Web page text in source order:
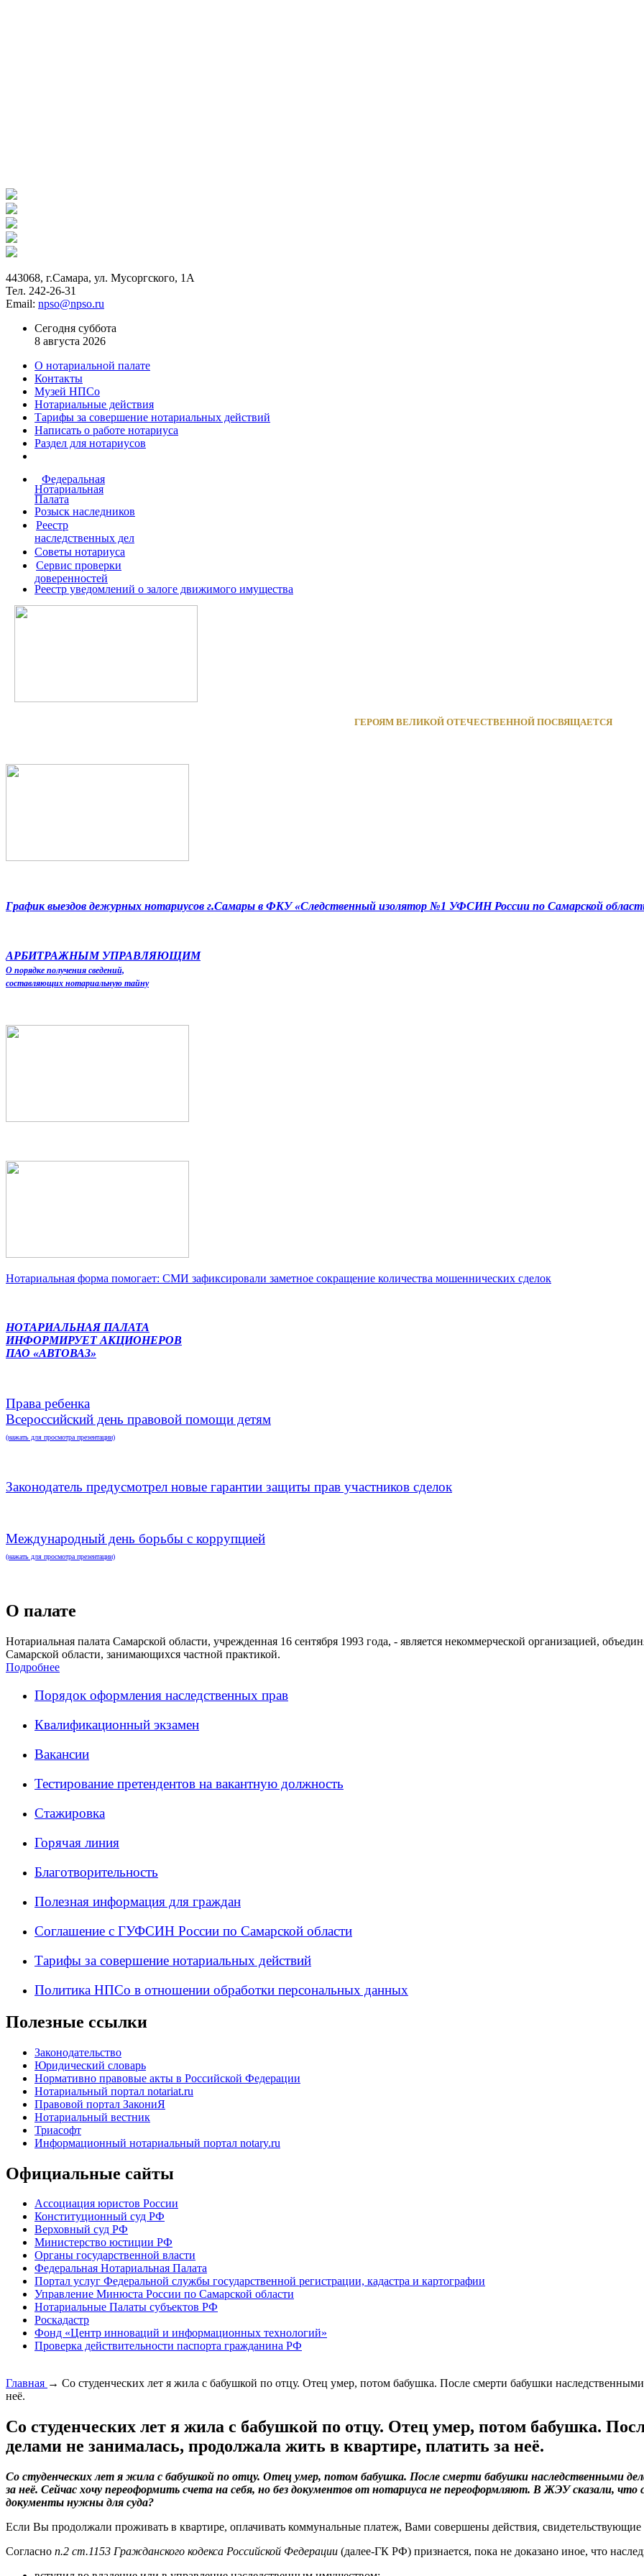
443068, г.Самара, ул. Мусоргского, 1А
Тел. 242-26-31
Email: npso@npso.ru
Сегодня суббота
8 августа 2026
О нотариальной палате
Контакты
Музей НПСо
Нотариальные действия
Тарифы за совершение нотариальных действий
Написать о работе нотариуса
Раздел для нотариусов
Федеральная
Нотариальная
Палата
Розыск наследников
Реестр
наследственных дел
Советы нотариуса
Сервис проверки
доверенностей
Реестр уведомлений о залоге движимого имущества
ГЕРОЯМ ВЕЛИКОЙ ОТЕЧЕСТВЕННОЙ ПОСВЯЩАЕТСЯ
График выездов дежурных нотариусов г.Самары в ФКУ «Следственный изолятор №1 УФСИН России по Самарской
АРБИТРАЖНЫМ УПРАВЛЯЮЩИМ
О порядке получения сведений,
составляющих нотариальную тайну
Нотариальная форма помогает: СМИ зафиксировали заметное сокращение количества мошеннических сделок
НОТАРИАЛЬНАЯ ПАЛАТА
ИНФОРМИРУЕТ АКЦИОНЕРОВ
ПАО «АВТОВАЗ»
Права ребенка
Всероссийский день правовой помощи детям
(нажать для просмотра презентации)
Законодатель предусмотрел новые гарантии защиты прав участников сделок
Международный день борьбы с коррупцией
(нажать для просмотра презентации)
О палате
Нотариальная палата Самарской области, учрежденная 16 сентября 1993 года, - является некоммерческой организацией,
Самарской области, занимающихся частной практикой.
Подробнее
Порядок оформления наследственных прав
Квалификационный экзамен
Вакансии
Тестирование претендентов на вакантную должность
Стажировка
Горячая линия
Благотворительность
Полезная информация для граждан
Соглашение с ГУФСИН России по Самарской области
Тарифы за совершение нотариальных действий
Политика НПСо в отношении обработки персональных данных
Полезные ссылки
Законодательство
Юридический словарь
Нормативно правовые акты в Российской Федерации
Нотариальный портал notariat.ru
Правовой портал ЗакониЯ
Нотариальный вестник
Триасофт
Информационный нотариальный портал notary.ru
Официальные сайты
Ассоциация юристов России
Конституционный суд РФ
Верховный суд РФ
Министерство юстиции РФ
Органы государственной власти
Федеральная Нотариальная Палата
Портал услуг Федеральной службы государственной регистрации, кадастра и картографии
Управление Минюста России по Самарской области
Нотариальные Палаты субъектов РФ
Роскадастр
Фонд «Центр инноваций и информационных технологий»
Проверка действительности паспорта гражданина РФ
Главная → Со студенческих лет я жила с бабушкой по отцу. Отец умер, потом бабушка. После смерти бабушки
неё.
Со студенческих лет я жила с бабушкой по отцу. Отец умер, потом бабушка.
делами не занималась, продолжала жить в квартире, платить за неё.
Со студенческих лет я жила с бабушкой по отцу. Отец умер, потом бабушка. После смерти бабушки наследственными
за неё. Сейчас хочу переоформить счета на себя, но без документов от нотариуса не переоформляют. В ЖЭУ сказали, что
документы нужны для суда?
Если Вы продолжали проживать в квартире, оплачивать коммунальные платеж, Вами совершены действия, свидетельствующие
Согласно п.2 ст.1153 Гражданского кодекса Российской Федерации (далее-ГК РФ) признается, пока не доказано иное, что